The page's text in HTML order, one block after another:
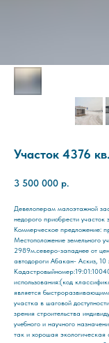
Участок 4376
3 500 000 р.
Девелоперам малоэтажной
недорого приобрести участок
Коммерческое предложение:
Местоположение земельного
2989м.северо-западнее от
автодороги Абакан- Аскиз,
использования:(код
является
участка в шаговой
зрения строительства
учебного и научного
так и хорошая